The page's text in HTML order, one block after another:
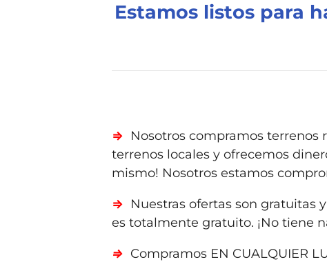
Estamos listos para
⇒ Nosotros compramos terrenos r
terrenos locales y ofrecemos
mismo! Nosotros estamos
⇒ Nuestras ofertas son gratuitas
es totalmente gratuito. ¡No tiene
⇒ Compramos EN CUALQUIER